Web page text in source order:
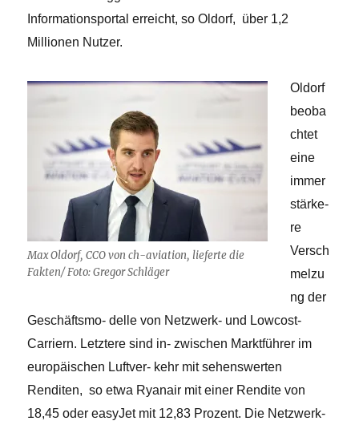
Informationsportal erreicht, so Oldorf, über 1,2
Millionen Nutzer.
Max Oldorf, CCO von ch-aviation, lieferte die
Fakten/ Foto: Gregor Schläger
Oldorf
beoba
chtet
eine
immer
stärke-
re
Versch
melzu
ng der
Geschäftsmo- delle von Netzwerk- und Lowcost-
Carriern. Letztere sind in- zwischen Marktführer im
europäischen Luftver- kehr mit sehenswerten
Renditen, so etwa Ryanair mit einer Rendite von
18,45 oder easyJet mit 12,83 Prozent. Die Netzwerk-